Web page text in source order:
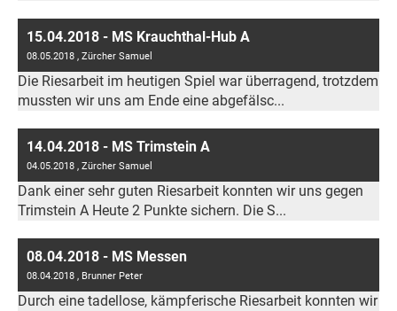
15.04.2018 - MS Krauchthal-Hub A
08.05.2018 , Zürcher Samuel
Die Riesarbeit im heutigen Spiel war überragend, trotzdem
mussten wir uns am Ende eine abgefälsc...
14.04.2018 - MS Trimstein A
04.05.2018 , Zürcher Samuel
Dank einer sehr guten Riesarbeit konnten wir uns gegen
Trimstein A Heute 2 Punkte sichern. Die S...
08.04.2018 - MS Messen
08.04.2018 , Brunner Peter
Durch eine tadellose, kämpferische Riesarbeit konnten wir